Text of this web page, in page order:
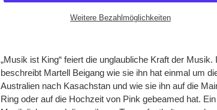
Weitere Bezahlmöglichkeiten
wird
zum
Warenkorb
hinzugefügt
„Musik ist King“ feiert die unglaubliche Kraft der
beschreibt Martell Beigang wie sie ihn hat einmal um
Australien nach Kasachstan und wie sie ihn auf die
Ring oder auf die Hochzeit von Pink gebeamed hat.